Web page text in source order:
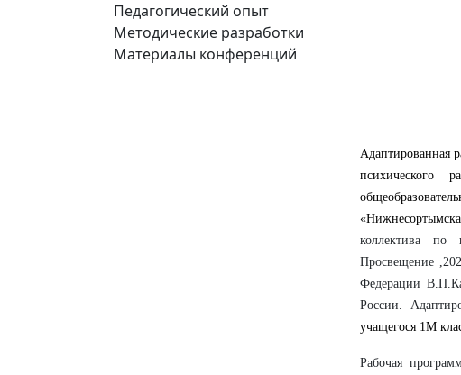
Педагогический опыт
Методические разработки
Материалы конференций
Адаптированная
психического
коллектива по
Просвещение
Федерации
России.
учащегося 1М
Рабочая